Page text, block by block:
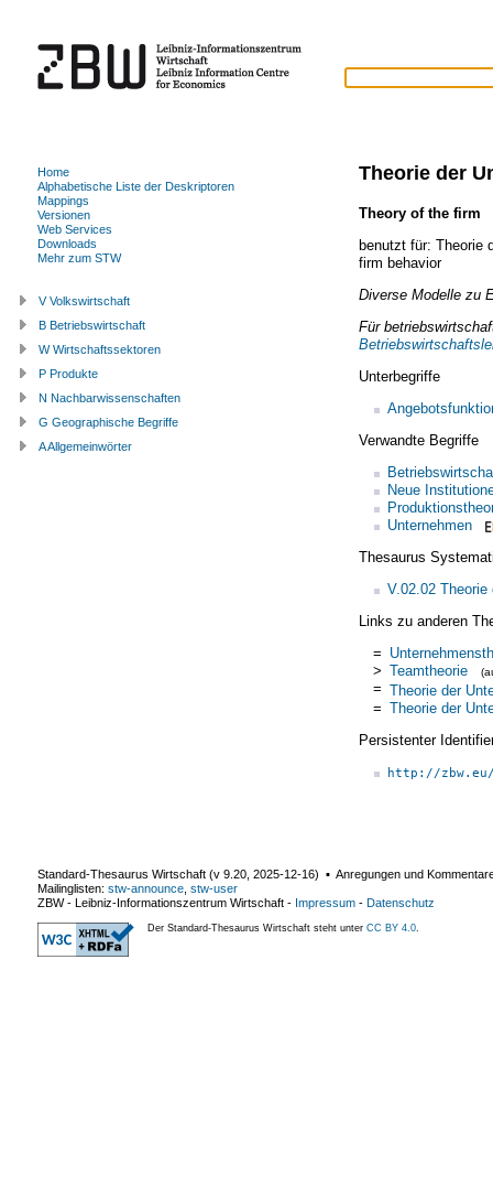
Theorie der
Theory of the firm
benutzt für: Theorie
firm behavior
Diverse Modelle zu
Für
Unterbegriffe
Verwandte Begriffe
Neue
Unternehmen
Thesaurus
V.02.02 Theorie
Links zu anderen
=
> Teamtheorie
= Theorie der
= Theorie der
Persistenter
http://
Home
Alphabetische Liste der Deskriptoren
Mappings
Versionen
Web Services
Downloads
Mehr zum STW
V Volkswirtschaft
B Betriebswirtschaft
W Wirtschaftssektoren
P Produkte
N Nachbarwissenschaften
G Geographische Begriffe
A Allgemeinwörter
Standard-Thesaurus Wirtschaft (v 9.20 2025-12-16) ▪ Anregungen und
Mailinglisten: stw-announce stw-user
ZBW - Leibniz-Informationszentrum Wirtschaft - Impressum - Datenschutz
Der Standard-Thesaurus Wirtschaft steht unter CC BY 4.0